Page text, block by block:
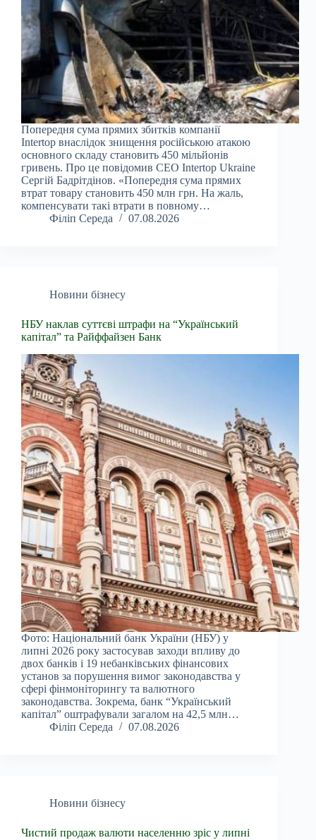
Попередня сума прямих збитків компанії
Intertop внаслідок знищення російською атакою
основного складу становить 450 мільйонів
гривень. Про це повідомив CEO Intertop Ukraine
Сергій Бадрітдінов. «Попередня сума прямих
втрат товару становить 450 млн грн. На жаль,
компенсувати такі втрати в повному…
Філіп Середа
07.08.2026
Новини бізнесу
НБУ наклав суттєві штрафи на “Український
капітал” та Райффайзен Банк
Фото: Національний банк України (НБУ) у
липні 2026 року застосував заходи впливу до
двох банків і 19 небанківських фінансових
установ за порушення вимог законодавства у
сфері фінмоніторингу та валютного
законодавства. Зокрема, банк “Український
капітал” оштрафували загалом на 42,5 млн…
Філіп Середа
07.08.2026
Новини бізнесу
Чистий продаж валюти населенню зріс у липні